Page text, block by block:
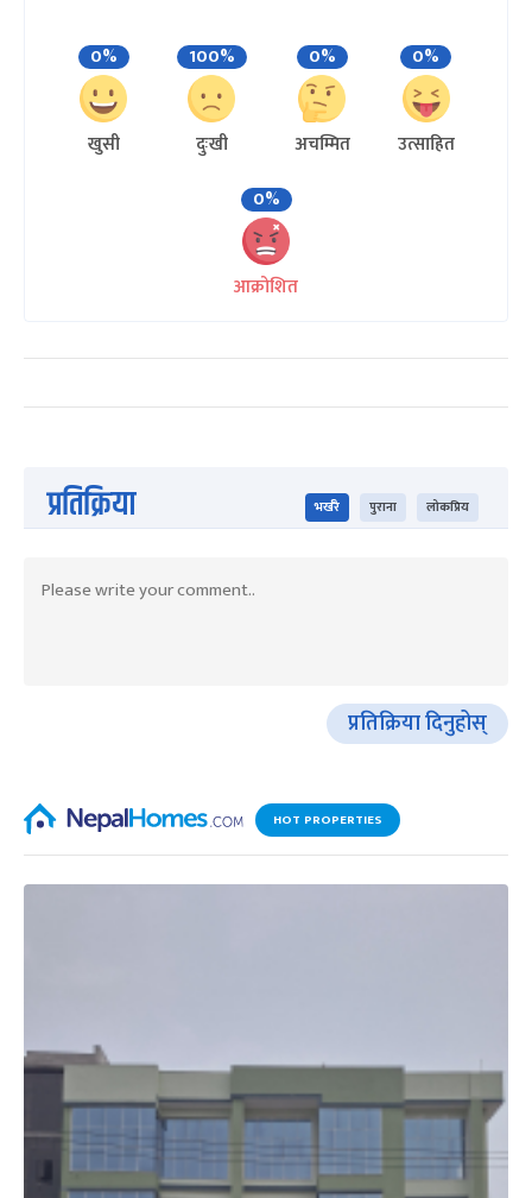
0%
खुसी
100%
दुःखी
0%
अचम्मित
0%
उत्साहित
0%
आक्रोशित
प्रतिक्रिया भर्खरै पुराना लोकप्रिय
प्रतिक्रिया दिनुहोस्
HOT PROPERTIES